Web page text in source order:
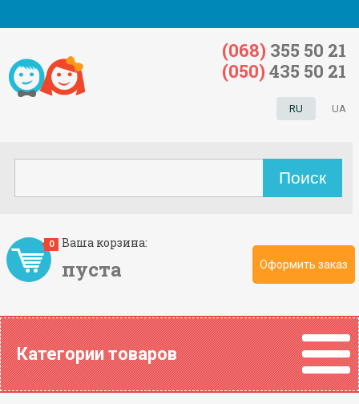
Ваша корзина:
пуста
0
Оформить заказ
RU UA
(068) 355 50 21
(050) 435 50 21
Категории товаров